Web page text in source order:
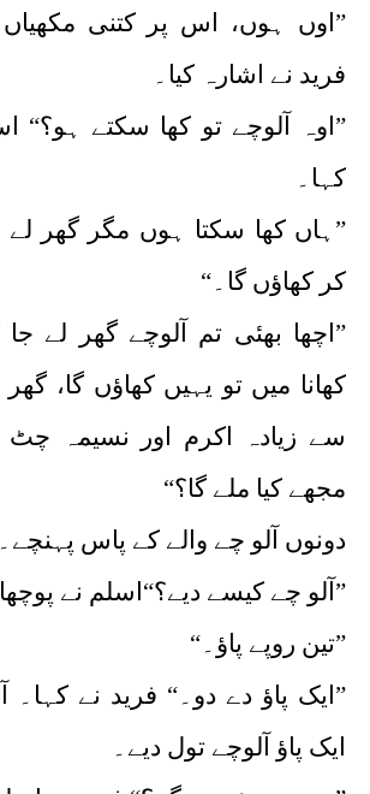
”اوں ہوں، اس پر کتنی مکھیاں
فرید نے اشارہ کیا۔
”اوہ آلوچے تو کھا سکتے ہو؟“
کہا۔
”ہاں کھا سکتا ہوں مگر گھر لے
کر کھاؤں گا۔“
”اچھا بھئی تم آلوچے گھر لے جا
کھانا میں تو یہیں کھاؤں گا، گھر
سے زیادہ اکرم اور نسیمہ چٹ
مجھے کیا ملے گا؟“
دونوں آلو چے والے کے پاس پہنچے۔
”آلو چے کیسے دیے؟“اسلم نے
”تین روپے پاؤ۔“
”ایک پاؤ دے دو۔“ فرید نے کہا۔
ایک پاؤ آلوچے تول دیے۔